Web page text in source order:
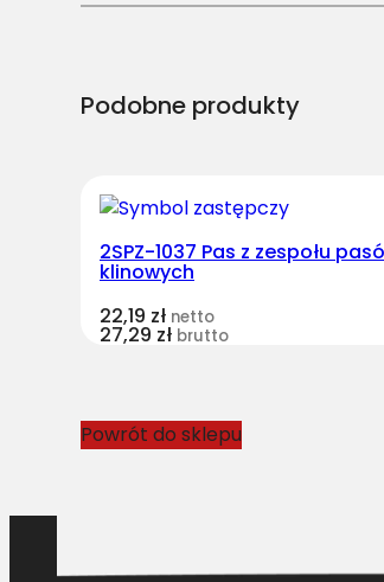
Podobne produkty
2SPZ-1037 Pas z zespołu
klinowych
22,19 zł netto
27,29 zł brutto
Powrót do sklepu